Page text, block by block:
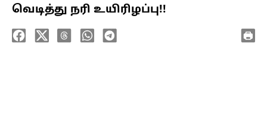
வெடித்து நரி உயிரிழப்பு!!